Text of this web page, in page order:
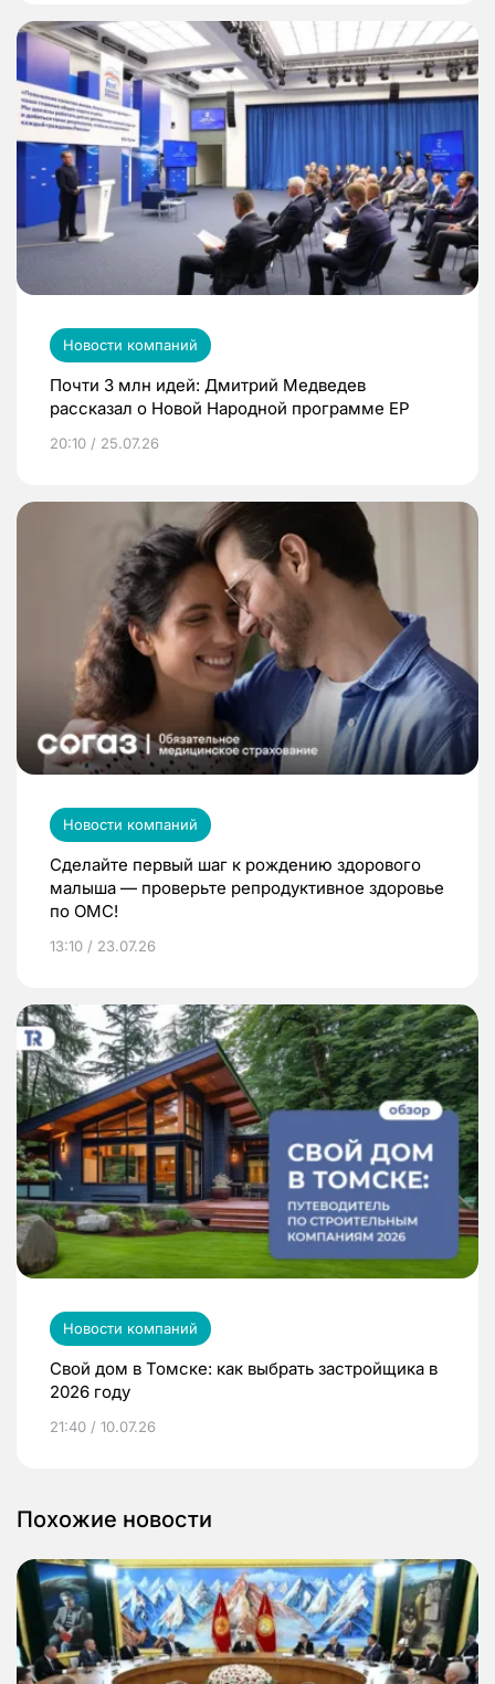
Новости компаний
Почти 3 млн идей: Дмитрий Медведев
рассказал о Новой Народной программе ЕР
20:10 / 25.07.26
Новости компаний
Сделайте первый шаг к рождению здорового
малыша — проверьте репродуктивное здоровье
по ОМС!
13:10 / 23.07.26
Новости компаний
Свой дом в Томске: как выбрать застройщика в
2026 году
21:40 / 10.07.26
Похожие новости